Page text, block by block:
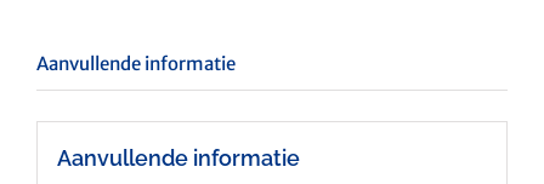
Aanvullende informatie
Aanvullende informatie